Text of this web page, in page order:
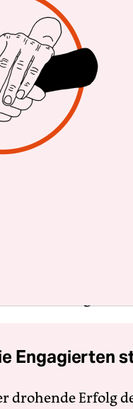
auf die
zur
Berlin wird zwei
1993 vor
getreten zu
den
in
Engagierten
drohende Erfolg